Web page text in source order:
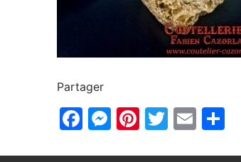
Partager
Facebook
Messenger
Pinterest
Twitter
Email